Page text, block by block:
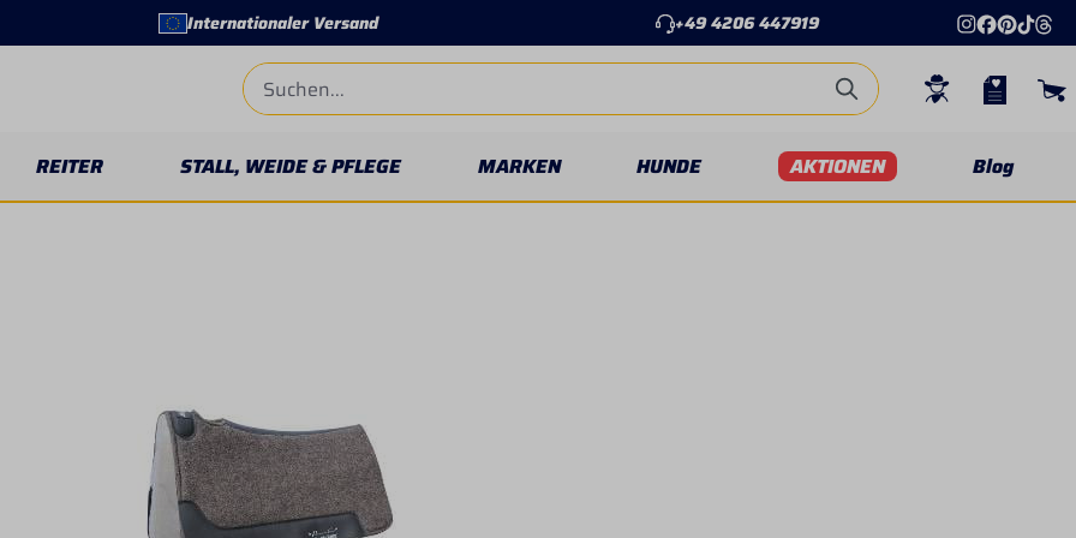
Internationaler Versand +49 4206 447919
REITER STALL, WEIDE & PFLEGE MARKEN HUNDE AKTIONEN Blog